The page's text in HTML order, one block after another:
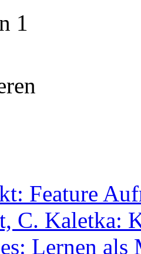
1
Feature
C. Kaletka:
Lernen als